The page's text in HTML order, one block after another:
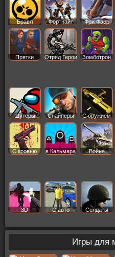
Бравл
Старс
Фортнайт Фри Фаер
Прятки Отряд Герои Зомботрон
Шутеры Снайперы С оружием
С кровью в Кальмара Война
3D С авто Солдаты
Игры для